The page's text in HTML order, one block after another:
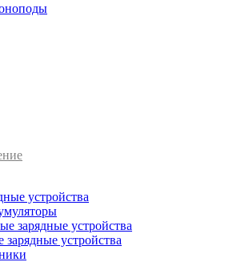
устройства
зарядные устройства
устройства